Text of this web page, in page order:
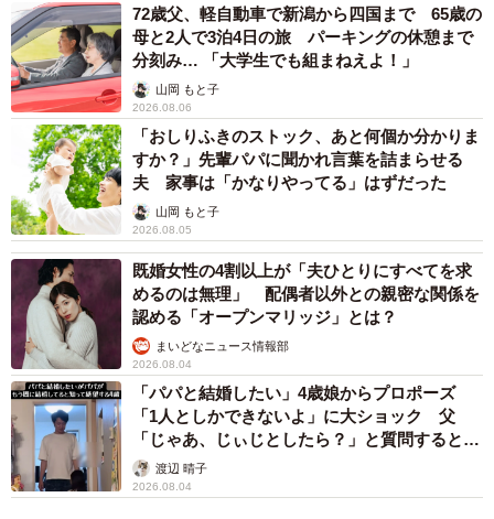
（JR東日本）」（43位→24位）がランクアップしており、
行動制限緩和や感染数減少に伴い業績回復が期待される企
業が含まれていたそうです。
一方、前回ベスト20にランクインしていた「日本コカ・コ
ーラ」（9位→41位）、「本田技研工業（ホンダ）」（14
位→41位）、「キリンビール」（17位→37位）は、ベスト
20圏外にランクダウンしていました。
72歳父、軽自動車で新潟から四国まで 65歳の
母と2人で3泊4日の旅 パーキングの休憩まで
分刻み… 「大学生でも組まねえよ！」
山岡 もと子
2026.08.06
「おしりふきのストック、あと何個か分かりま
すか？」先輩パパに聞かれ言葉を詰まらせる
夫 家事は「かなりやってる」はずだった
山岡 もと子
2026.08.05
既婚女性の4割以上が「夫ひとりにすべてを求
めるのは無理」 配偶者以外との親密な関係を
認める「オープンマリッジ」とは？
まいどなニュース情報部
2026.08.04
「パパと結婚したい」4歳娘からプロポーズ
「1人としかできないよ」に大ショック 父
「じゃあ、じぃじとしたら？」と質問すると…
渡辺 晴子
2026.08.04